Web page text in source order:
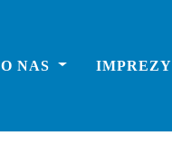
O NAS IMPREZY